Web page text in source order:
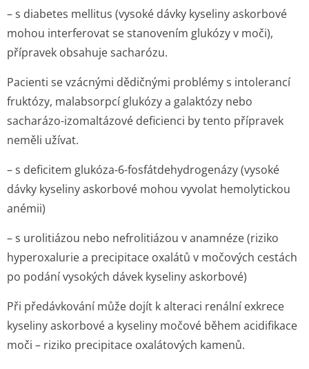
– s diabetes mellitus (vysoké dávky kyseliny askorbové
mohou interferovat se stanovením glukózy v moči),
přípravek obsahuje sacharózu.
Pacienti se vzácnými dědičnými problémy s intolerancí
fruktózy, malabsorpcí glukózy a galaktózy nebo
sacharázo-izomaltázové deficienci by tento přípravek
neměli užívat.
– s deficitem glukóza-6-fosfátdehydrogenázy (vysoké
dávky kyseliny askorbové mohou vyvolat hemolytickou
anémii)
– s urolitiázou nebo nefrolitiázou v anamnéze (riziko
hyperoxalurie a precipitace oxalátů v močových cestách
po podání vysokých dávek kyseliny askorbové)
Při předávkování může dojít k alteraci renální exkrece
kyseliny askorbové a kyseliny močové během acidifikace
moči – riziko precipitace oxalátových kamenů.